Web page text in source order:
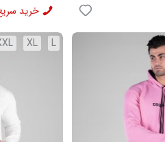
خرید
L
XL